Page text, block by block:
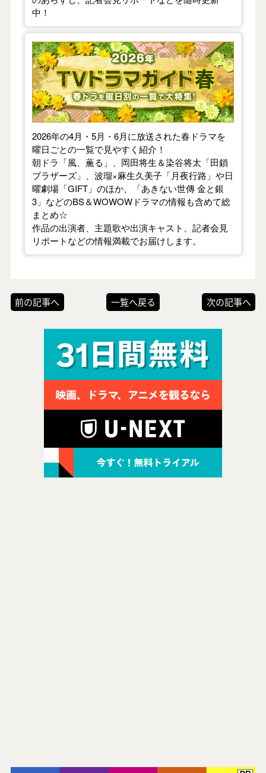
中！
【2026年春】TVドラマガイド
2026年の4月・5月・6月に放送された春ドラマを
曜日ごとの一覧で見やすく紹介！
朝ドラ「風、薫る」、岡田将生＆染谷将太「田鎖
ブラザーズ」、波瑠×麻生久美子「月夜行路」や日
曜劇場「GIFT」のほか、「あきない世傳 金と銀
3」などのBS＆WOWOWドラマの情報も含めて総
まとめ☆
作品の出演者、主題歌や出演キャスト、記者会見
リポートなどの情報満載でお届けします。
前の記事へ 一覧へ戻る 次の記事へ